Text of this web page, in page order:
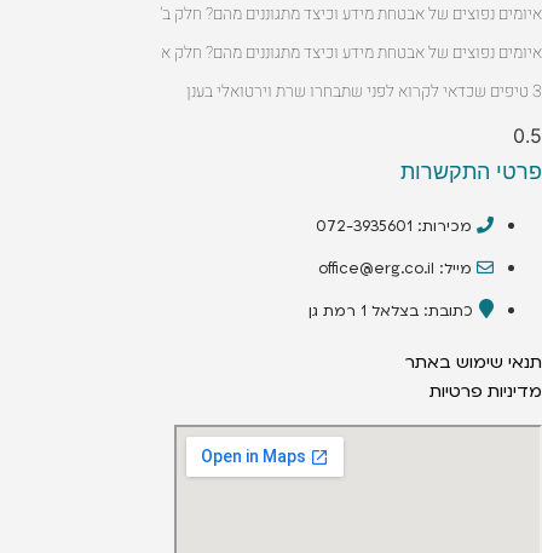
איומים נפוצים של אבטחת מידע וכיצד מתגוננים מהם? חלק ב'
איומים נפוצים של אבטחת מידע וכיצד מתגוננים מהם? חלק א
3 טיפים שכדאי לקרוא לפני שתבחרו שרת וירטואלי בענן
פרטי התקשרות
מכירות: 072-3935601
מייל: office@erg.co.il
כתובת: בצלאל 1 רמת גן
תנאי שימוש באתר
מדיניות פרטיות